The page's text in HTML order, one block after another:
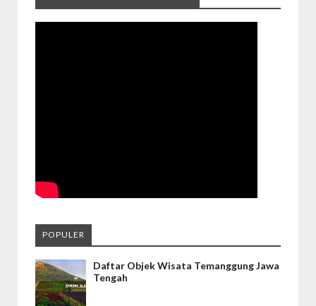
POPULER
Daftar Objek Wisata Temanggung Jawa
Tengah